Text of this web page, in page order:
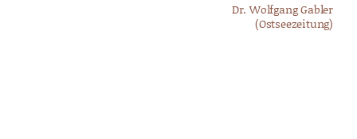
Dr. Wolfgang Gabler
(Ostseezeitung)